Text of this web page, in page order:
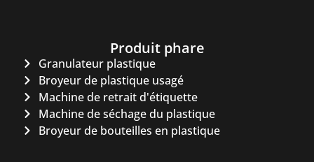
Produit phare
Granulateur plastique
Broyeur de plastique usagé
Machine de retrait d'étiquette
Machine de séchage du plastique
Broyeur de bouteilles en plastique